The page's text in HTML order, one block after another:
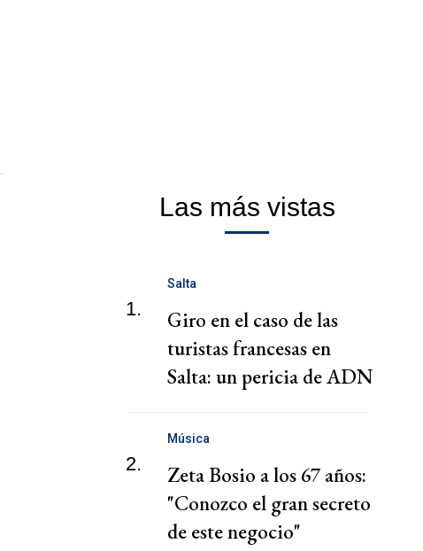
Las más vistas
1.
Salta
Giro en el caso de las
turistas francesas en
Salta: un pericia de ADN
2.
Música
Zeta Bosio a los 67 años:
"Conozco el gran secreto
de este negocio"